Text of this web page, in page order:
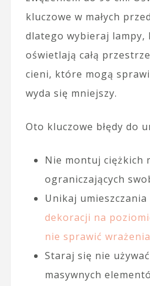
kluczowe w małych
dlatego wybieraj lampy,
oświetlają całą
cieni, które mogą
wyda się mniejszy.
Oto kluczowe błędy do
Nie montuj ciężkich
ograniczających
Unikaj
dekoracji na
nie sprawić wrażenia
Staraj się nie
masywnych